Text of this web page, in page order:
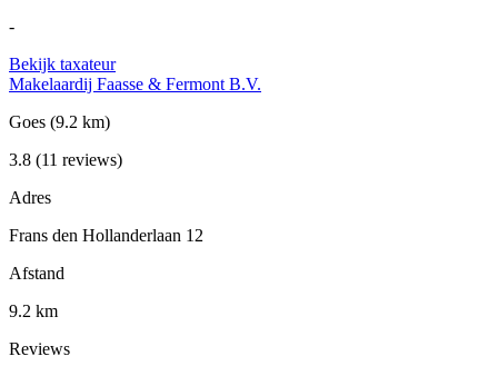
-
Bekijk taxateur
Makelaardij Faasse & Fermont B.V.
Goes (9.2 km)
3.8 (11 reviews)
Adres
Frans den Hollanderlaan 12
Afstand
9.2 km
Reviews